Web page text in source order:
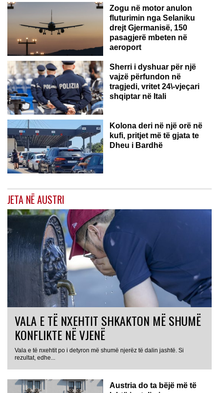
Zogu në motor anulon
fluturimin nga Selaniku
drejt Gjermanisë, 150
pasagjerë mbeten në
aeroport
ITALI
Sherri i dyshuar për një
vajzë përfundon në
tragjedi, vritet 24\-vjeçari
shqiptar në Itali
Kolona deri në një orë në
kufi, pritjet më të gjata te
Dheu i Bardhë
JETA NË AUSTRI
VALA E TË NXEHTIT SHKAKTON MË SHUMË
KONFLIKTE NË VJENË
Vala e të nxehtit po i detyron më shumë njerëz të dalin jashtë. Si
rezultat, edhe...
Austria do ta bëjë më të